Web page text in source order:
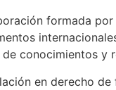
formada
conocimientos y
en derecho